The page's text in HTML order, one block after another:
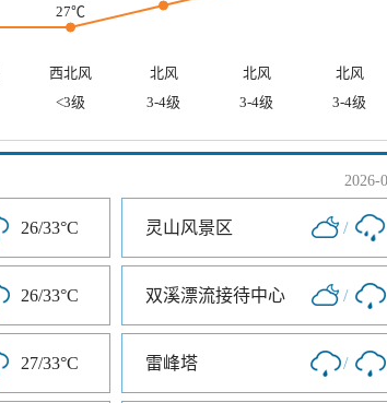
27℃
西北风 北风 北风 北风
<3级 3-4级 3-4级 3-4级
2026-
26/33°C 灵山风景区 /
26/33°C 双溪漂流接待中心 /
27/33°C 雷峰塔 /